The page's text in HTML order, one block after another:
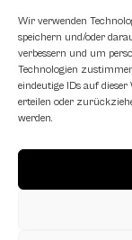
Wir verwenden
speichern und/oder
verbessern und um
Technologien
eindeutige IDs auf
erteilen oder
werden.